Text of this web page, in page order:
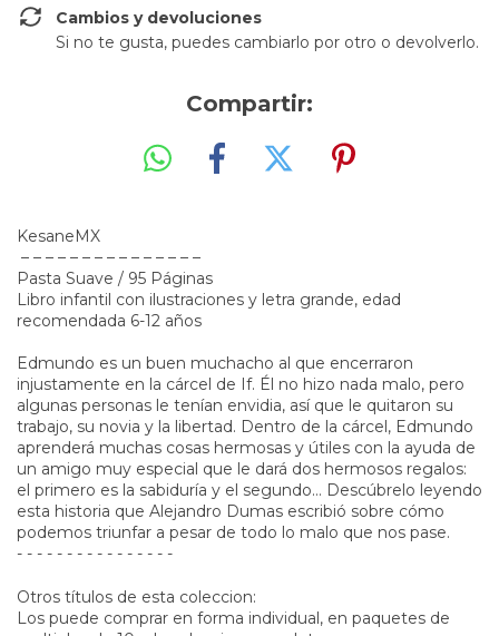
Cambios y devoluciones
KesaneMX
– – – – – – – – – – – – – – –
Pasta Suave / 95 Páginas
Libro infantil con ilustraciones y letra grande, edad
Edmundo es un buen muchacho al que encerraron
injustamente en la cárcel de If. Él no hizo nada malo, pero
algunas personas le tenían envidia, así que le quitaron su
trabajo, su novia y la libertad. Dentro de la cárcel, Edmundo
aprenderá muchas cosas hermosas y útiles con la ayuda de
un amigo muy especial que le dará dos hermosos regalos:
el primero es la sabiduría y el segundo… Descúbrelo leyendo
esta historia que Alejandro Dumas escribió sobre cómo
podemos triunfar a pesar de todo lo malo que nos pase.
Otros títulos de esta coleccion: